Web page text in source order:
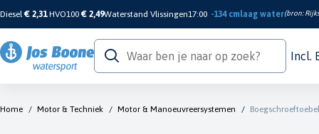
Diesel€ 2,31 HVO100 € 2,49Waterstand Vlissingen17:00 -134 cmlaag water(bron:
Incl.
Home / Motor & Techniek / Motor & Manoeuvreersystemen /